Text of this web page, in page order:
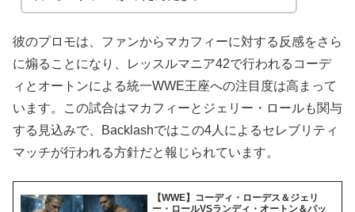
彼のプロモは、ファンからマカフィーに対する反感をさら
に煽ることになり、レッスルマニア42で行われるコーデ
ィとオートンによる統一WWE王座への注目度は高まって
います。この試合はマカフィーとジェリー・ロールも関与
する見込みで、Backlashではこの4人によるセレブリティ
マッチが行われる方針だと報じられています。
【WWE】コーディ・ローデス＆ジェリ
ー・ロールVSランディ・オートン＆パッ